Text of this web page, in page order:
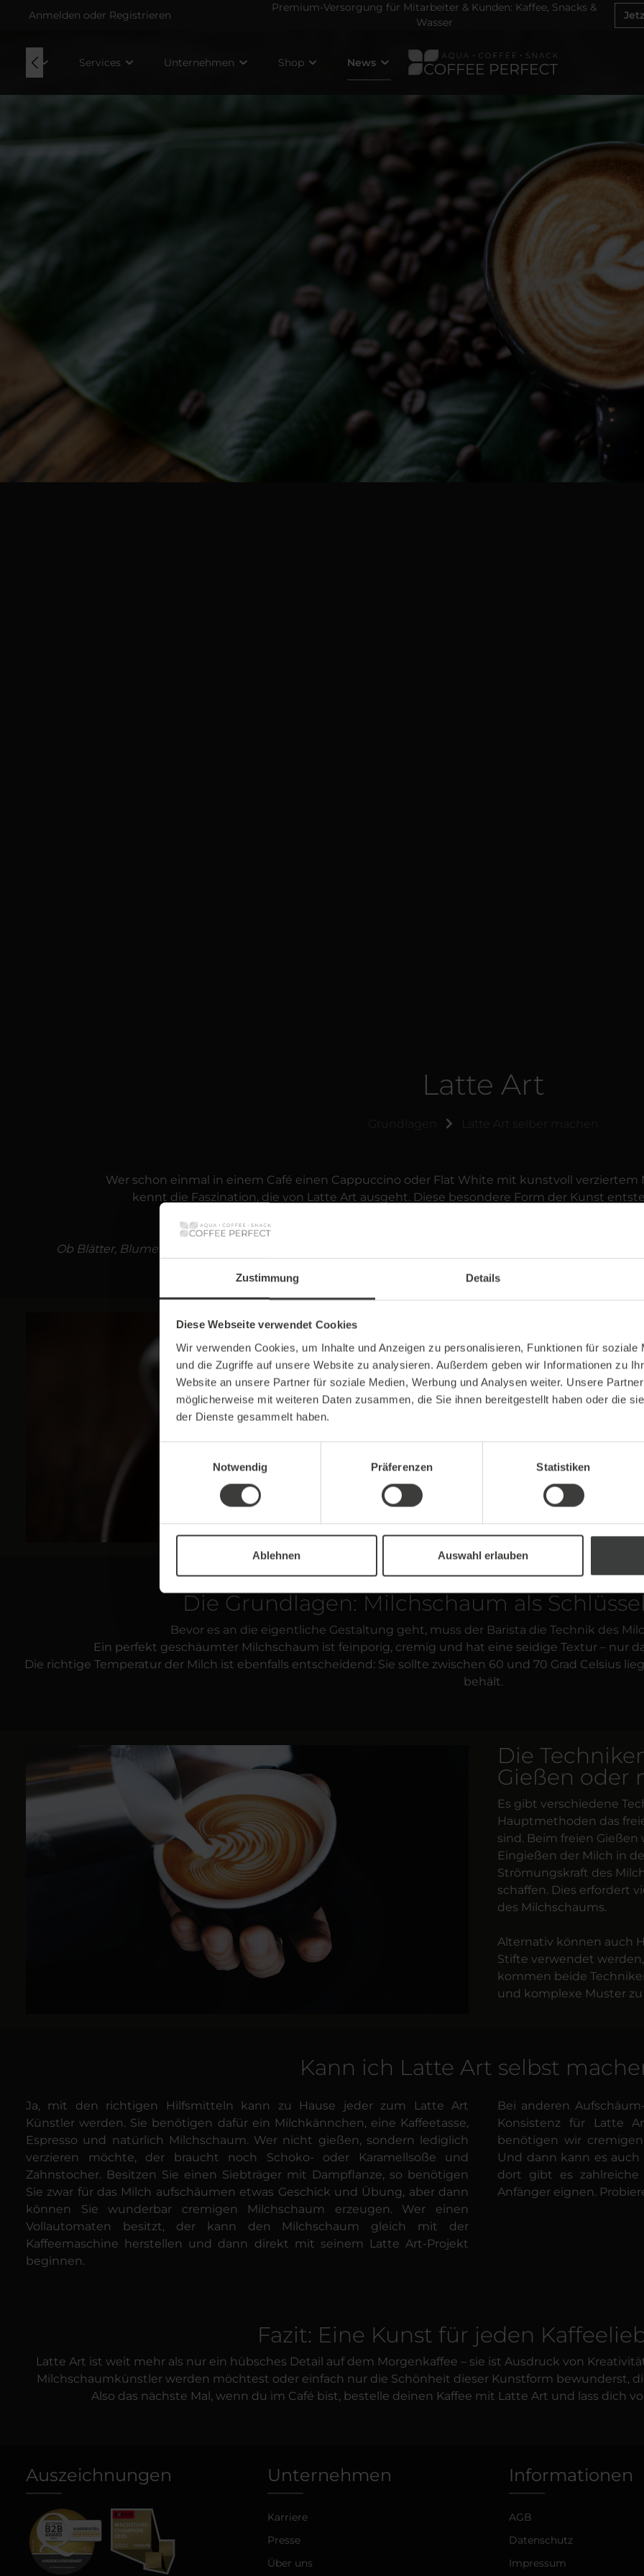
Zustimmung Details
Diese Webseite verwendet Cookies
Wir verwenden Cookies, um Inhalte und Anzeigen zu personalisieren, Funktionen für soziale
und die Zugriffe auf unsere Website zu analysieren. Außerdem geben wir Informationen zu
Website an unsere Partner für soziale Medien, Werbung und Analysen weiter. Unsere
möglicherweise mit weiteren Daten zusammen, die Sie ihnen bereitgestellt haben oder die
der Dienste gesammelt haben.
Notwendig
Präferenzen Statistiken
Ablehnen Auswahl erlauben
Anmelden oder Registrieren
Premium-Versorgung für Mitarbeiter & Kunden: Kaffee, Snacks &
Wasser
Services Unternehmen Shop News
Latte Art
Grundlagen Latte Art selber machen
Wer schon einmal in einem Café einen Cappuccino oder Flat White mit kunstvoll
kennt die Faszination, die von Latte Art ausgeht. Diese besondere Form der Kunst
Ob Blätter, Blumen, Herzen oder abstrakte geometrische Muster – die Latte Art ist ein echter
Was ist
Der Begriff "Latte Art"
und dem englischen
gewöhnliche Tasse
Kunstwerk zu
Baristas, die mit viel
Doch Latte Art ist nicht
ernstzunehmender
Meisterschaften statt,
antreten und ihre
Die Grundlagen: Milchschaum als
Bevor es an die eigentliche Gestaltung geht, muss der Barista die Technik des
Ein perfekt geschäumter Milchschaum ist feinporig, cremig und hat eine seidige Textur – nur
Die richtige Temperatur der Milch ist ebenfalls entscheidend: Sie sollte zwischen 60 und 70 Grad Celsius
behält.
Die
Gießen oder
Es gibt verschiedene
Hauptmethoden das
sind. Beim freien
Eingießen der Milch in
Strömungskraft des
schaffen. Dies erfordert
des Milchschaums.
Alternativ können auch
Stifte verwendet
kommen beide
und komplexe Muster
Kann ich Latte Art selbst
Ja, mit den richtigen Hilfsmitteln kann zu Hause jeder zum Latte Art
Künstler werden. Sie benötigen dafür ein Milchkännchen, eine Kaffeetasse,
Espresso und natürlich Milchschaum. Wer nicht gießen, sondern lediglich
verzieren möchte, der braucht noch Schoko- oder Karamellsoße und
Zahnstocher. Besitzen Sie einen Siebträger mit Dampflanze, so benötigen
Sie zwar für das Milch aufschäumen etwas Geschick und Übung, aber dann
können Sie wunderbar cremigen Milchschaum erzeugen. Wer einen
Vollautomaten besitzt, der kann den Milchschaum gleich mit der
Kaffeemaschine herstellen und dann direkt mit seinem Latte Art-Projekt
beginnen.
Bei anderen
Konsistenz für Latte
benötigen wir
Und dann kann es auch
dort gibt es
Anfänger eignen.
Fazit: Eine Kunst für jeden
Latte Art ist weit mehr als nur ein hübsches Detail auf dem Morgenkaffee – sie ist Ausdruck von
Milchschaumkünstler werden möchtest oder einfach nur die Schönheit dieser Kunstform bewunderst,
Also das nächste Mal, wenn du im Café bist, bestelle deinen Kaffee mit Latte Art und lass dich
Auszeichnungen Unternehmen
Karriere
Presse
Über uns
Informationen
AGB
Datenschutz
Impressum